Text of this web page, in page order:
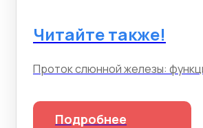
Читайте также!
Проток слюнной железы:
Подробнее